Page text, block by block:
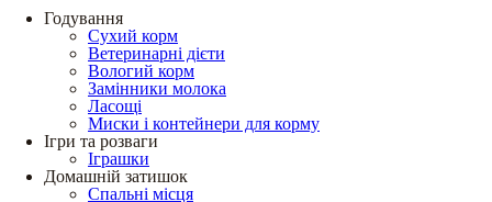
Годування
Сухий корм
Ветеринарні дієти
Вологий корм
Замінники молока
Ласощі
Миски і контейнери для корму
Ігри та розваги
Іграшки
Домашній затишок
Спальні місця